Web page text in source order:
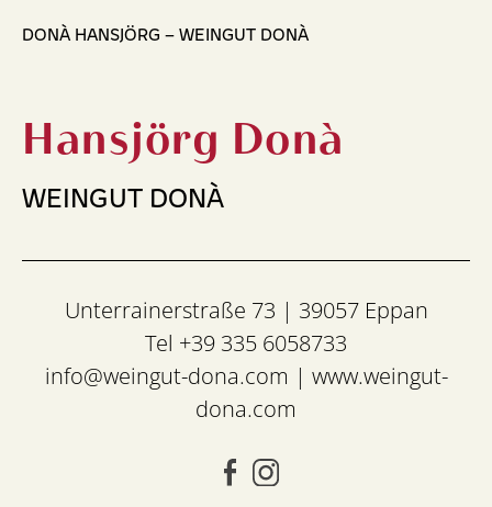
DONÀ HANSJÖRG – WEINGUT DONÀ
Hansjörg Donà
WEINGUT DONÀ
Unterrainerstraße 73 | 39057 Eppan
Tel +39 335 6058733
info@weingut-dona.com | www.weingut-
dona.com